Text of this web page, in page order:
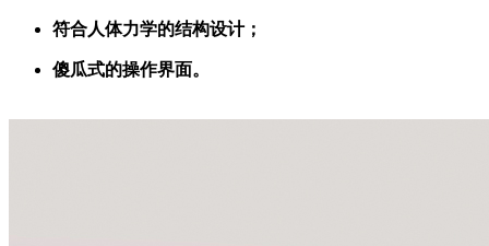
符合人体力学的结构设计；
傻瓜式的操作界面。